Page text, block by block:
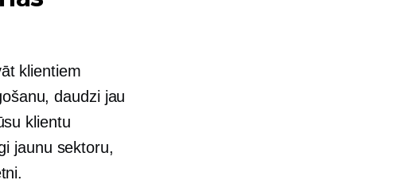
klientiem
daudzi jau
klientu
jaunu sektoru,